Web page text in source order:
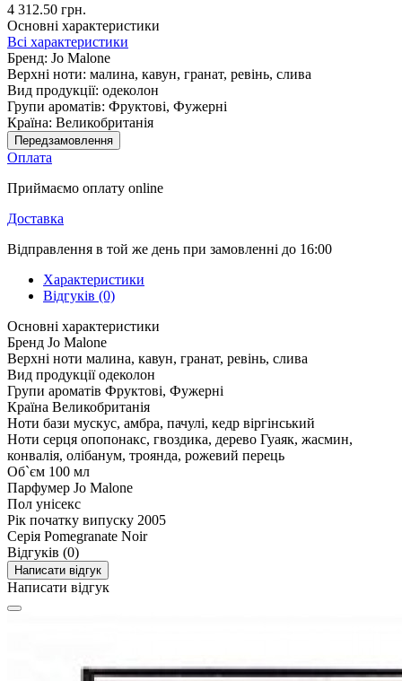
4 312.50 грн.
Основні характеристики
Всі характеристики
Бренд: Jo Malone
Верхні ноти: малина, кавун, гранат, ревінь, слива
Вид продукції: одеколон
Групи ароматів: Фруктові, Фужерні
Країна: Великобританія
Передзамовлення
Оплата
Приймаємо оплату online
Доставка
Відправлення в той же день при замовленні до 16:00
Характеристики
Відгуків (0)
Основні характеристики
Бренд Jo Malone
Верхні ноти малина, кавун, гранат, ревінь, слива
Вид продукції одеколон
Групи ароматів Фруктові, Фужерні
Країна Великобританія
Ноти бази мускус, амбра, пачулі, кедр віргінський
Ноти серця опопонакс, гвоздика, дерево Гуаяк, жасмин,
конвалія, олібанум, троянда, рожевий перець
Об`єм 100 мл
Парфумер Jo Malone
Пол унісекс
Рік початку випуску 2005
Серія Pomegranate Noir
Відгуків (0)
Написати відгук
Написати відгук